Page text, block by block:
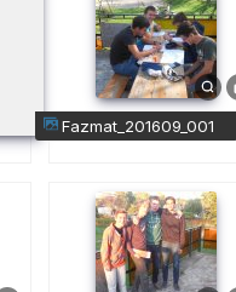
fazmat_201609_001